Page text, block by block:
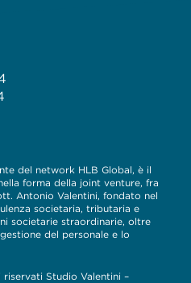
del network HLB Global, è il
forma della joint venture, fra
Antonio Valentini, fondato nel
societaria, tributaria e
societarie straordinarie, oltre
del personale e lo
Studio Valentini –